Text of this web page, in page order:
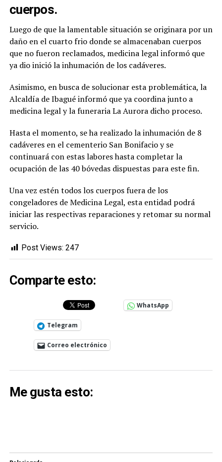
cuerpos.
Luego de que la lamentable situación se originara por un
daño en el cuarto frio donde se almacenaban cuerpos
que no fueron reclamados, medicina legal informó que
ya dio inició la inhumación de los cadáveres.
Asimismo, en busca de solucionar esta problemática, la
Alcaldía de Ibagué informó que ya coordina junto a
medicina legal y la funeraria La Aurora dicho proceso.
Hasta el momento, se ha realizado la inhumación de 8
cadáveres en el cementerio San Bonifacio y se
continuará con estas labores hasta completar la
ocupación de las 40 bóvedas dispuestas para este fin.
Una vez estén todos los cuerpos fuera de los
congeladores de Medicina Legal, esta entidad podrá
iniciar las respectivas reparaciones y retomar su normal
servicio.
Post Views: 247
Comparte esto:
WhatsApp
Telegram
Correo electrónico
Me gusta esto: